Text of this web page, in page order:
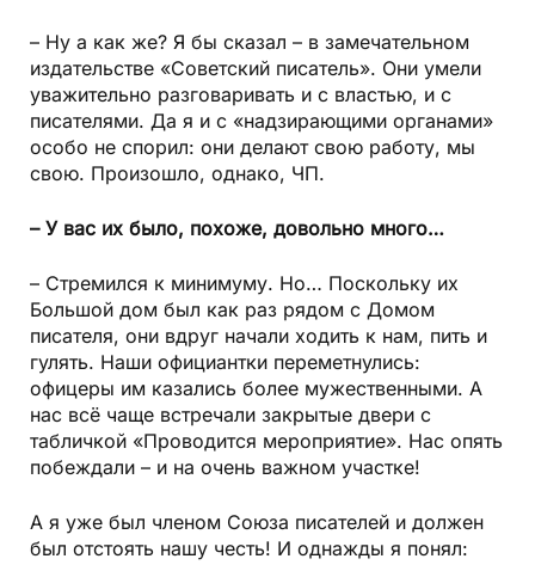
– Ну а как же? Я бы сказал – в замечательном
издательстве «Советский писатель». Они умели
уважительно разговаривать и с властью, и с
писателями. Да я и с «надзирающими органами»
особо не спорил: они делают свою работу, мы
свою. Произошло, однако, ЧП.
– У вас их было, похоже, довольно много…
– Стремился к минимуму. Но… Поскольку их
Большой дом был как раз рядом с Домом
писателя, они вдруг начали ходить к нам, пить и
гулять. Наши официантки переметнулись:
офицеры им казались более мужественными. А
нас всё чаще встречали закрытые двери с
табличкой «Проводится мероприятие». Нас опять
побеждали – и на очень важном участке!
А я уже был членом Союза писателей и должен
был отстоять нашу честь! И однажды я понял: